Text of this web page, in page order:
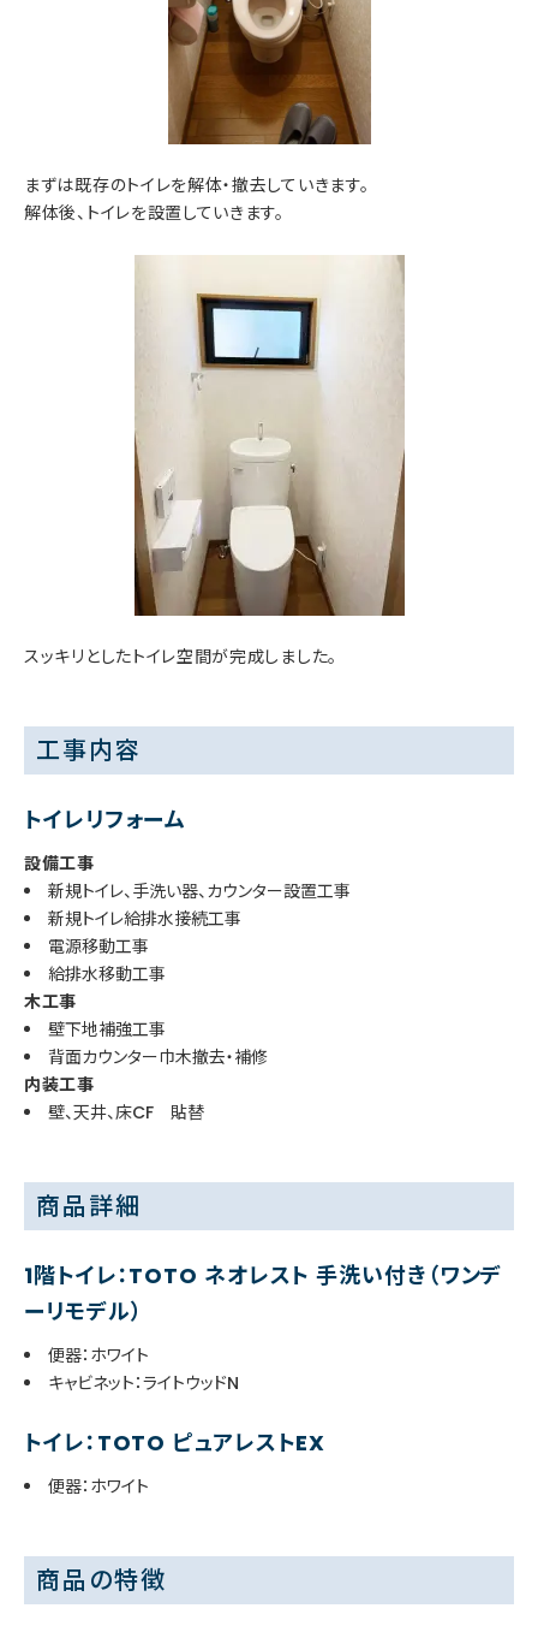
まずは既存のトイレを解体・撤去していきます。
解体後、トイレを設置していきます。
スッキリとしたトイレ空間が完成しました。
工事内容
トイレリフォーム
設備工事
新規トイレ、手洗い器、カウンター設置工事
新規トイレ給排水接続工事
電源移動工事
給排水移動工事
木工事
壁下地補強工事
背面カウンター巾木撤去・補修
内装工事
壁、天井、床CF 貼替
商品詳細
1階トイレ：TOTO ネオレスト 手洗い付き（ワンデ
ーリモデル）
便器：ホワイト
キャビネット：ライトウッドN
トイレ：TOTO ピュアレストEX
便器：ホワイト
商品の特徴